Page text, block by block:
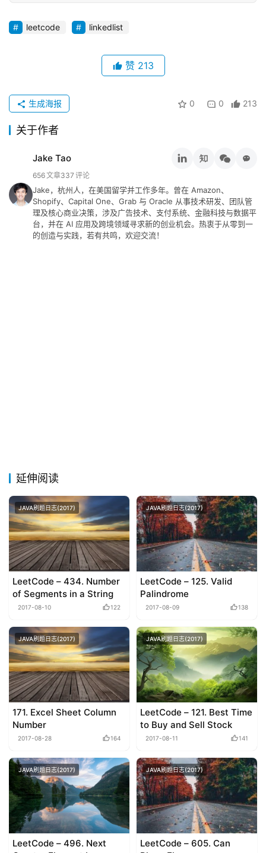
碎
碎
念
&
工
具
&
留
注册
leetcode linkedlist
赞 213
0 0 213
生成海报
关于作者
Jake Tao
656文章337 评论
Jake，杭州人，在美国留学并工作多年。曾在 Amazon、
Shopify、Capital One、Grab 与 Oracle 从事技术研发、团队管
理及核心商业决策，涉及广告技术、支付系统、金融科技与数据平
台，并在 AI 应用及跨境领域寻求新的创业机会。热衷于从零到一
的创造与实践，若有共鸣，欢迎交流！
延伸阅读
JAVA刷题日志(2017)
LeetCode – 434. Number
of Segments in a String
2017-08-10 122
JAVA刷题日志(2017)
LeetCode – 125. Valid
Palindrome
2017-08-09 138
JAVA刷题日志(2017)
171. Excel Sheet Column
Number
2017-08-28 164
JAVA刷题日志(2017)
LeetCode – 121. Best Time
to Buy and Sell Stock
2017-08-11 141
JAVA刷题日志(2017)
LeetCode – 496. Next
JAVA刷题日志(2017)
LeetCode – 605. Can